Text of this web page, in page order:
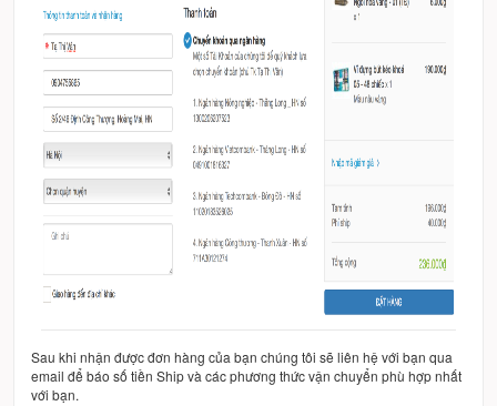
Sau khi nhận được đơn hàng của bạn chúng tôi sẽ liên hệ với bạn qua
email để báo số tiền Ship và các phương thức vận chuyển phù hợp nhất
với bạn.